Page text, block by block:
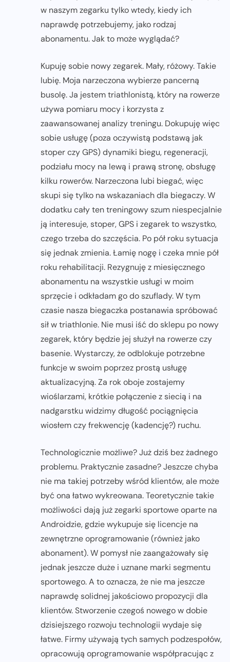
w naszym zegarku tylko wtedy, kiedy ich
naprawdę potrzebujemy, jako rodzaj
abonamentu. Jak to może wyglądać?
Kupuję sobie nowy zegarek. Mały, różowy. Takie
lubię. Moja narzeczona wybierze pancerną
busolę. Ja jestem triathlonistą, który na rowerze
używa pomiaru mocy i korzysta z
zaawansowanej analizy treningu. Dokupuję więc
sobie usługę (poza oczywistą podstawą jak
stoper czy GPS) dynamiki biegu, regeneracji,
podziału mocy na lewą i prawą stronę, obsługę
kilku rowerów. Narzeczona lubi biegać, więc
skupi się tylko na wskazaniach dla biegaczy. W
dodatku cały ten treningowy szum niespecjalnie
ją interesuje, stoper, GPS i zegarek to wszystko,
czego trzeba do szczęścia. Po pół roku sytuacja
się jednak zmienia. Łamię nogę i czeka mnie pół
roku rehabilitacji. Rezygnuję z miesięcznego
abonamentu na wszystkie usługi w moim
sprzęcie i odkładam go do szuflady. W tym
czasie nasza biegaczka postanawia spróbować
sił w triathlonie. Nie musi iść do sklepu po nowy
zegarek, który będzie jej służył na rowerze czy
basenie. Wystarczy, że odblokuje potrzebne
funkcje w swoim poprzez prostą usługę
aktualizacyjną. Za rok oboje zostajemy
wioślarzami, krótkie połączenie z siecią i na
nadgarstku widzimy długość pociągnięcia
wiosłem czy frekwencję (kadencję?) ruchu.
Technologicznie możliwe? Już dziś bez żadnego
problemu. Praktycznie zasadne? Jeszcze chyba
nie ma takiej potrzeby wśród klientów, ale może
być ona łatwo wykreowana. Teoretycznie takie
możliwości dają już zegarki sportowe oparte na
Androidzie, gdzie wykupuje się licencje na
zewnętrzne oprogramowanie (również jako
abonament). W pomysł nie zaangażowały się
jednak jeszcze duże i uznane marki segmentu
sportowego. A to oznacza, że nie ma jeszcze
naprawdę solidnej jakościowo propozycji dla
klientów. Stworzenie czegoś nowego w dobie
dzisiejszego rozwoju technologii wydaje się
łatwe. Firmy używają tych samych podzespołów,
opracowują oprogramowanie współpracując z